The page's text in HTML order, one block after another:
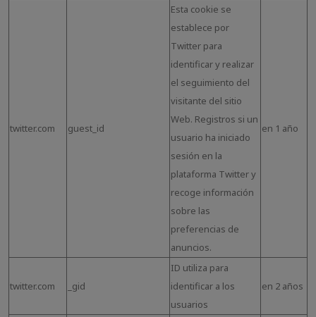
twitter.com guest_id
Esta cookie se
establece por
Twitter para
identificar y realizar
el seguimiento del
visitante del sitio
Web. Registros si un
usuario ha iniciado
sesión en la
plataforma Twitter y
recoge información
sobre las
preferencias de
anuncios.
en 1 año
twitter.com _gid
ID utiliza para
identificar a los
usuarios
en 2 años